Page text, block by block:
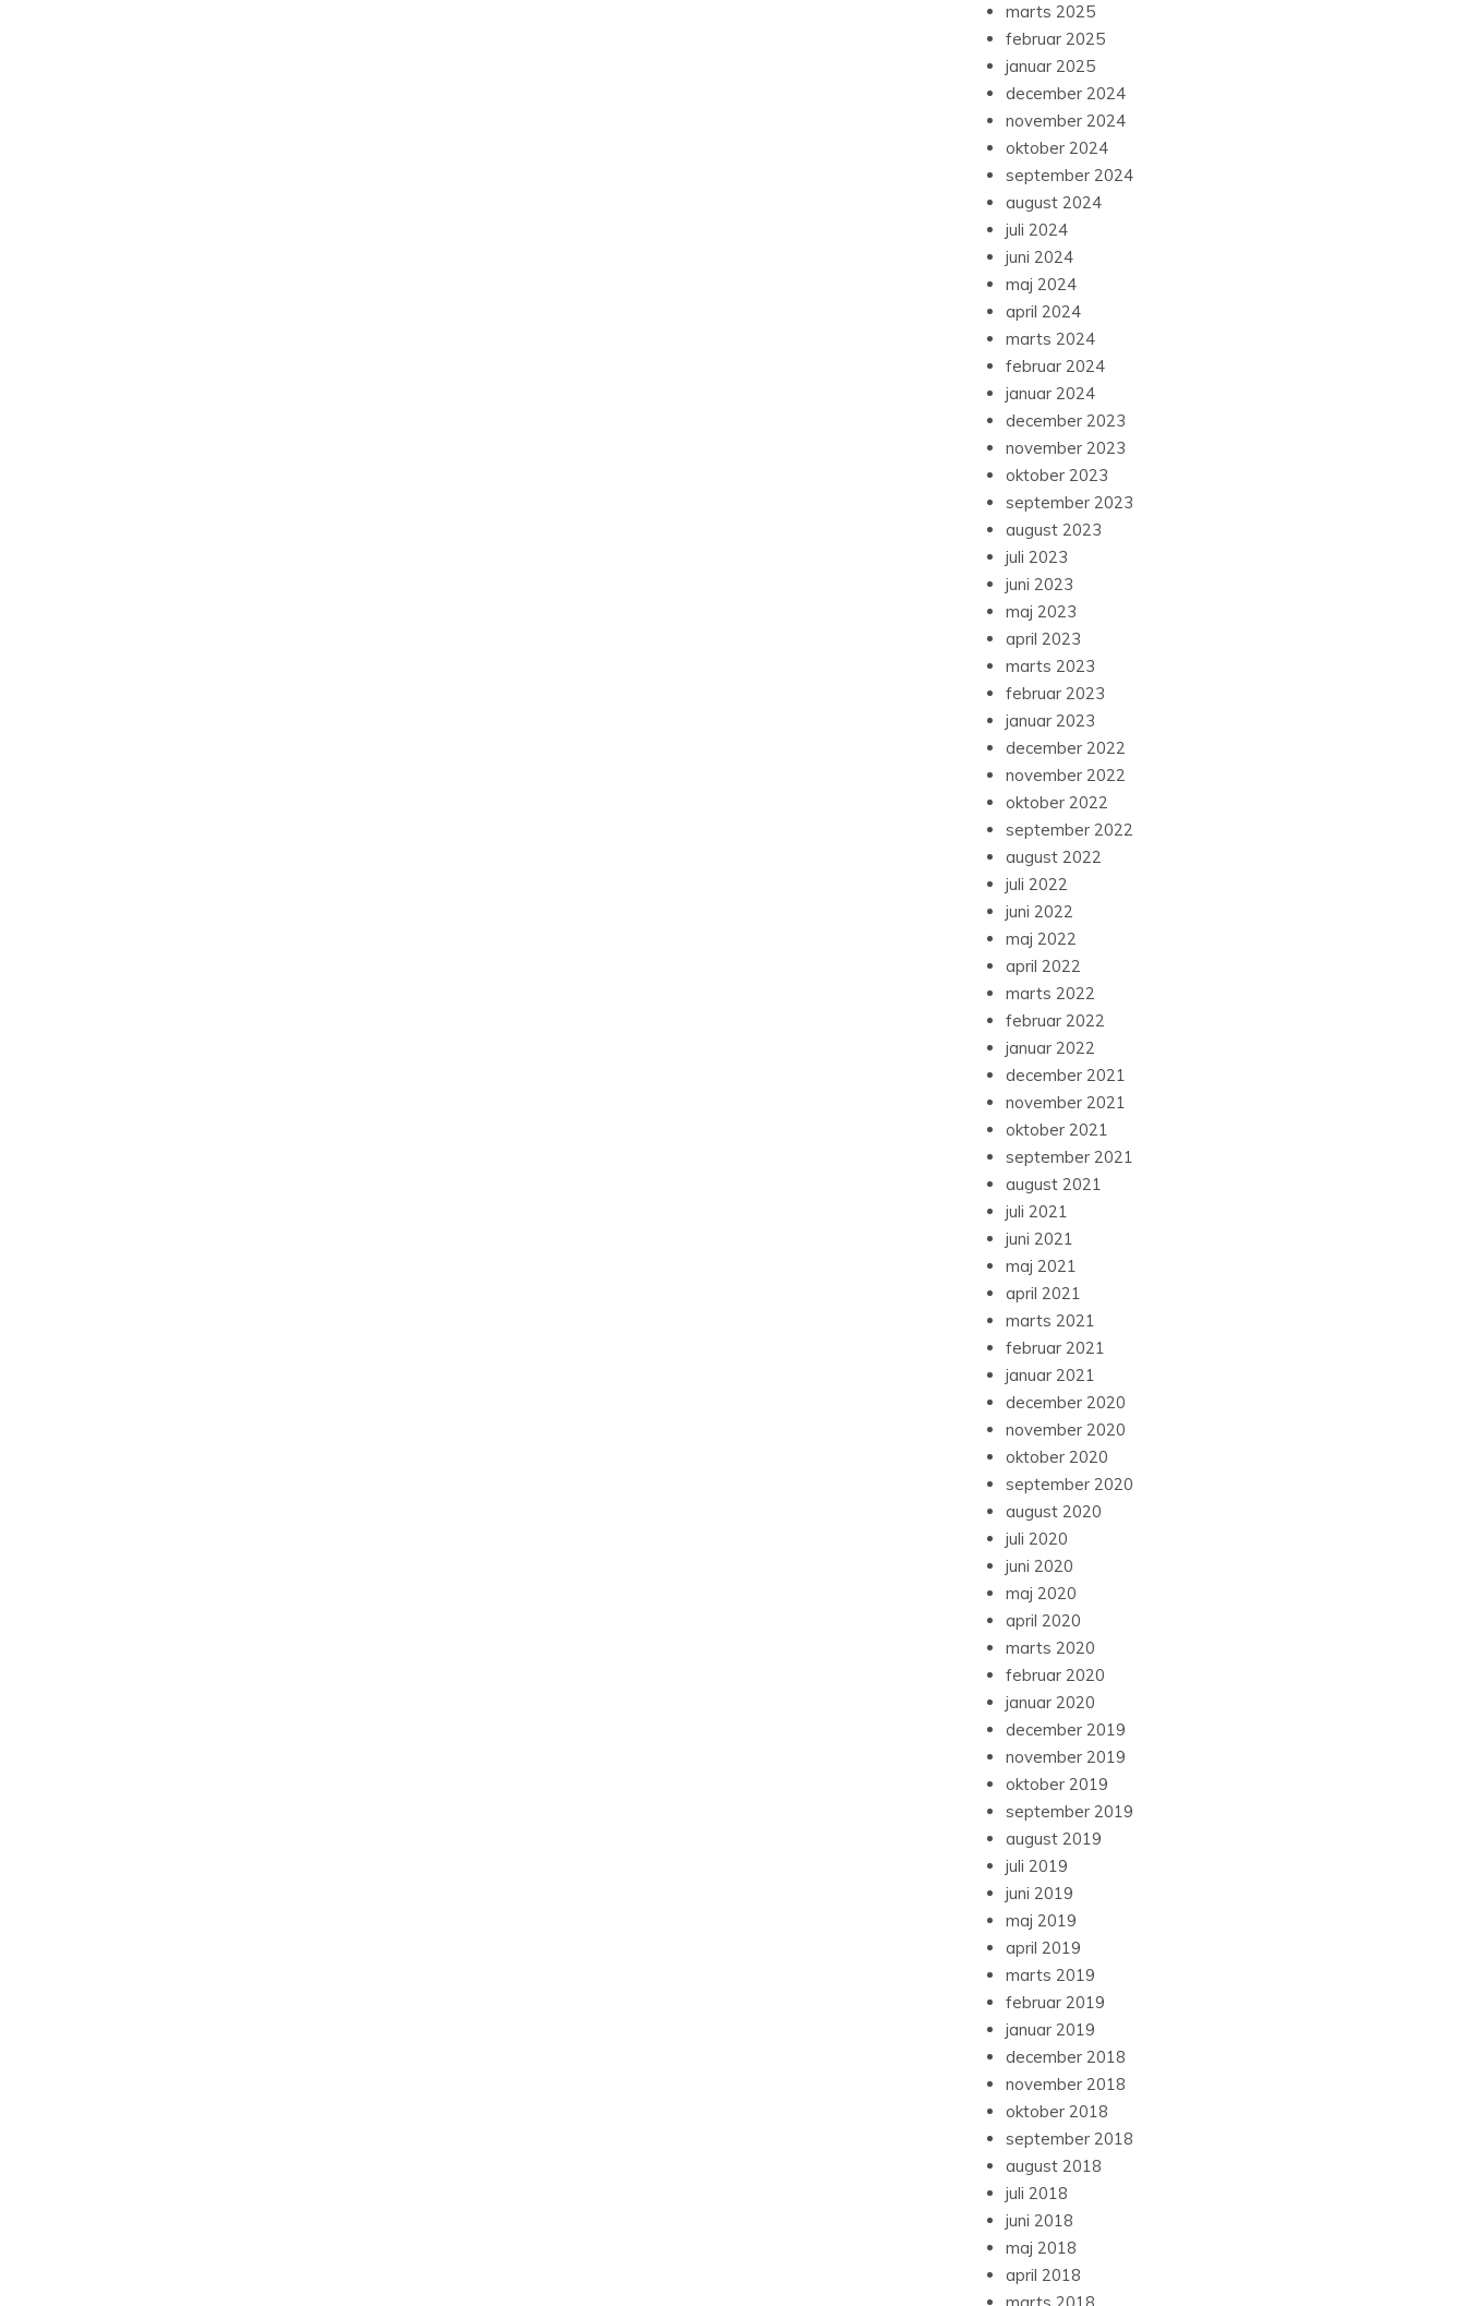
marts 2025
februar 2025
januar 2025
december 2024
november 2024
oktober 2024
september 2024
august 2024
juli 2024
juni 2024
maj 2024
april 2024
marts 2024
februar 2024
januar 2024
december 2023
november 2023
oktober 2023
september 2023
august 2023
juli 2023
juni 2023
maj 2023
april 2023
marts 2023
februar 2023
januar 2023
december 2022
november 2022
oktober 2022
september 2022
august 2022
juli 2022
juni 2022
maj 2022
april 2022
marts 2022
februar 2022
januar 2022
december 2021
november 2021
oktober 2021
september 2021
august 2021
juli 2021
juni 2021
maj 2021
april 2021
marts 2021
februar 2021
januar 2021
december 2020
november 2020
oktober 2020
september 2020
august 2020
juli 2020
juni 2020
maj 2020
april 2020
marts 2020
februar 2020
januar 2020
december 2019
november 2019
oktober 2019
september 2019
august 2019
juli 2019
juni 2019
maj 2019
april 2019
marts 2019
februar 2019
januar 2019
december 2018
november 2018
oktober 2018
september 2018
august 2018
juli 2018
juni 2018
maj 2018
april 2018